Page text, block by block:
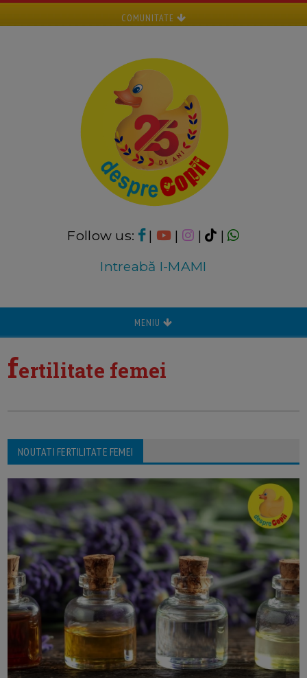
COMUNITATE
Follow us: | | |
|
Intreabă I-MAMI
MENIU
fertilitate femei
NOUTATI FERTILITATE FEMEI